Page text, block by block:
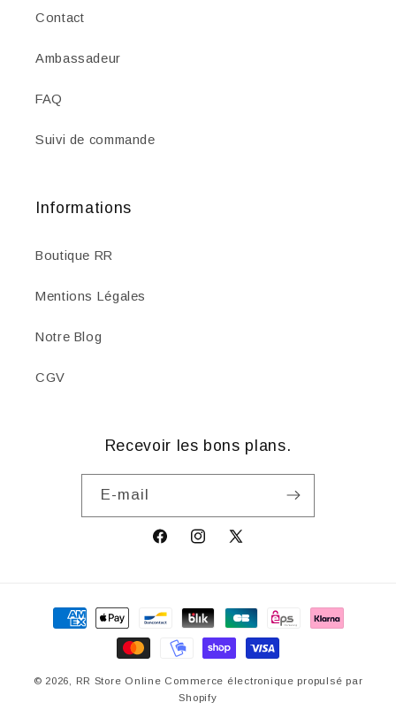
Contact
Ambassadeur
FAQ
Suivi de commande
Informations
Boutique RR
Mentions Légales
Notre Blog
CGV
Recevoir les bons plans.
E-mail
FacebookInstagram
X
Moyens
© 2026, RR Store Online Commerce électronique propulsé par
Shopify